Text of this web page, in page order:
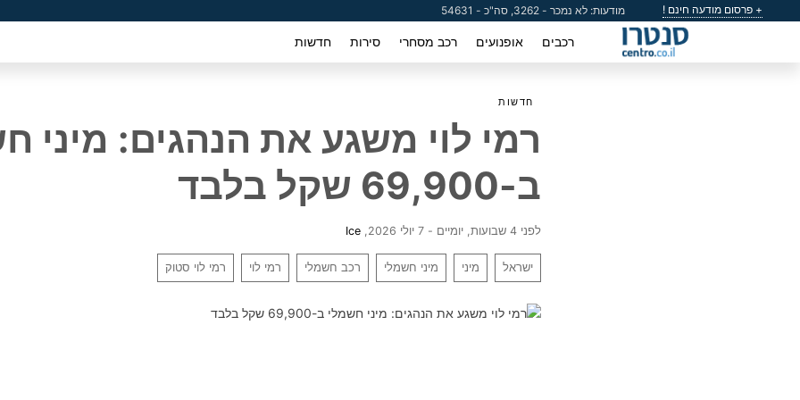
+ פרסום מודעה חינם ! מודעות: לא נמכר - 3262, סה"כ - 54631
רכבים אופנועים רכב מסחרי סירות חדשות
חדשות
רמי לוי משגע את הנהגים: מיני
ב-69,900 שקל בלבד
לפני 4 שבועות, יומיים - 7 יולי 2026 ,
Ice
ישראל מיני מיני חשמלי רכב חשמלי רמי לוי רמי לוי סטוק